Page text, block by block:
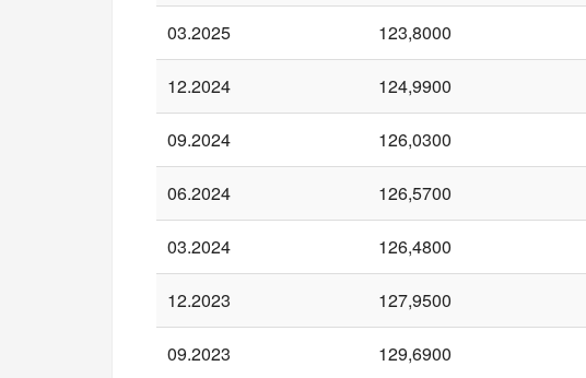
03.2025 123,8000
12.2024 124,9900
09.2024 126,0300
06.2024 126,5700
03.2024 126,4800
12.2023 127,9500
09.2023 129,6900